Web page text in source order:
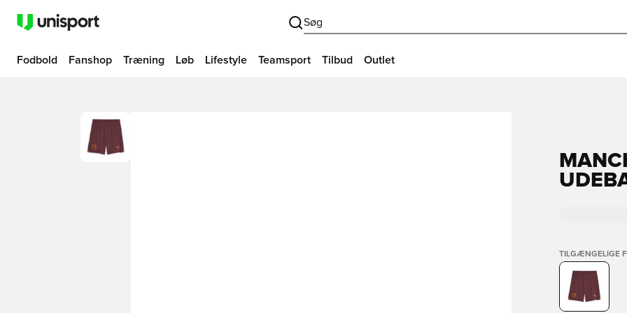
Søg
Fodbold Fanshop Træning Løb Lifestyle Teamsport Tilbud Outlet
TILGÆNGELIGE